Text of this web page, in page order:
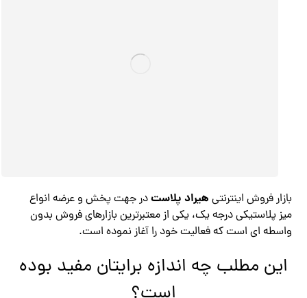
بازار فروش اینترنتی هیراد پلاستدر جهت پخش و عرضه انواع
میز پلاستیکی درجه یک، یکی از معتبرترین بازارهای فروش بدون
واسطه ای است که فعالیت خود را آغاز نموده است.
این مطلب چه اندازه برایتان مفید بوده